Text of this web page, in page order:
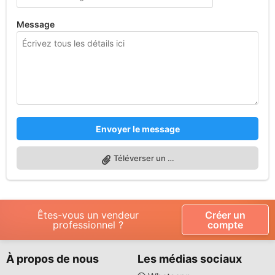
Message
Envoyer le message
Téléverser un fichier
Êtes-vous un vendeur
professionnel ?
Créer un
compte
À propos de nous Les médias sociaux